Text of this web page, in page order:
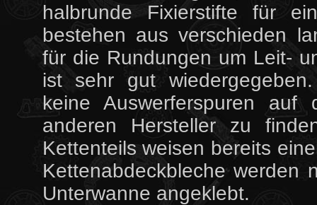
halbrunde Fixierstifte für
bestehen aus verschieden
für die Rundungen um Leit-
ist sehr gut
keine Auswerferspuren
anderen Hersteller zu
Kettenteils weisen bereits
Kettenabdeckbleche
Unterwanne angeklebt.